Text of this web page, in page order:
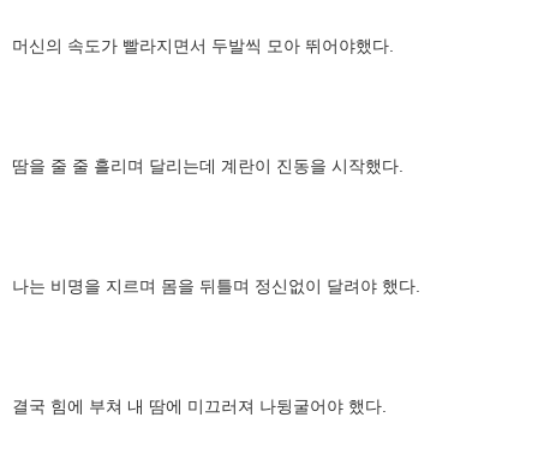
머신의 속도가 빨라지면서 두발씩 모아 뛰어야했다.
땀을 줄 줄 흘리며 달리는데 계란이 진동을 시작했다.
나는 비명을 지르며 몸을 뒤틀며 정신없이 달려야 했다.
결국 힘에 부쳐 내 땀에 미끄러져 나뒹굴어야 했다.